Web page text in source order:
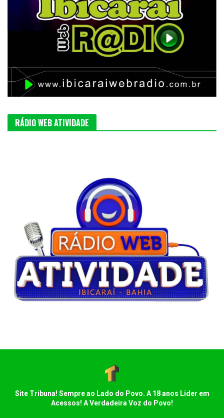
RÁDIO WEB ATIVIDADE
Site Tribuna! Sempre ao Lado do Povo. A 18 anos Lider em
Acessos! A Verdadeira Voz do Povo!